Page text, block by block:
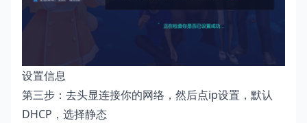
设置信息
第三步：去头显连接你的网络，然后点ip设置，默认
DHCP，选择静态